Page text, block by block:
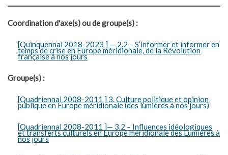
Coordination d'axe(s) ou de groupe(s) :
[Quinquennal 2018-2023 ] — 2.2 – S’informer et informer en
temps de crise en Europe méridionale, de la Révolution
française à nos jours
Groupe(s) :
[Quadriennal 2008-2011 ] 3. Culture politique et opinion
publique en Europe méridionale (des lumières à nos jours)
[Quadriennal 2008-2011 ]— 3.2 – Influences idéologiques
et transferts culturels en Europe méridionale des Lumières à
nos jours